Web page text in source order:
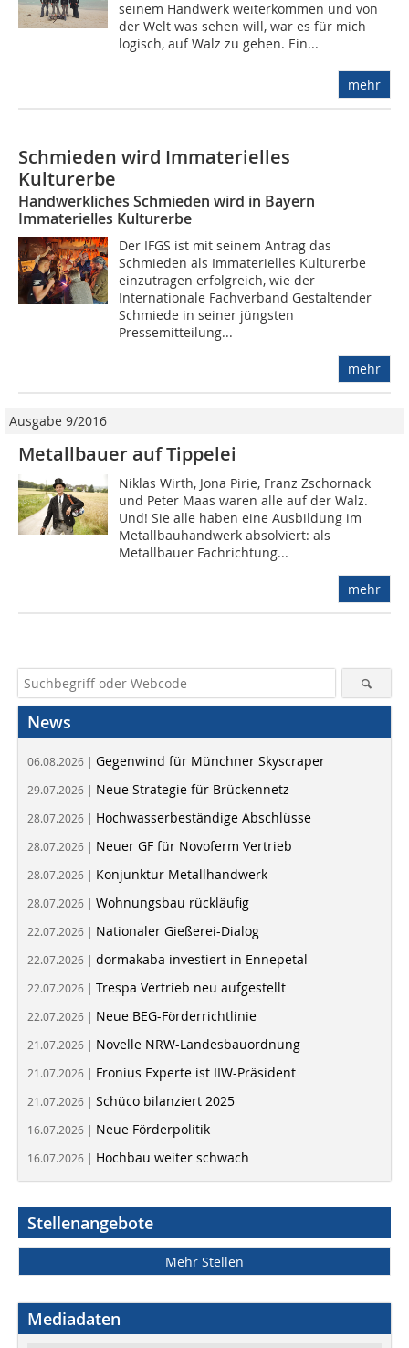
seinem Handwerk weiterkommen und von
der Welt was sehen will, war es für mich
logisch, auf Walz zu gehen. Ein...
mehr
Schmieden wird Immaterielles
Kulturerbe
Handwerkliches Schmieden wird in Bayern
Immaterielles Kulturerbe
Der IFGS ist mit seinem Antrag das
Schmieden als Immaterielles Kulturerbe
einzutragen erfolgreich, wie der
Internationale Fachverband Gestaltender
Schmiede in seiner jüngsten
Pressemitteilung...
mehr
Ausgabe 9/2016
Metallbauer auf Tippelei
Niklas Wirth, Jona Pirie, Franz Zschornack
und Peter Maas waren alle auf der Walz.
Und! Sie alle haben eine Ausbildung im
Metallbauhandwerk absolviert: als
Metallbauer Fachrichtung...
mehr
News
06.08.2026 | Gegenwind für Münchner Skyscraper
29.07.2026 | Neue Strategie für Brückennetz
28.07.2026 | Hochwasserbeständige Abschlüsse
28.07.2026 | Neuer GF für Novoferm Vertrieb
28.07.2026 | Konjunktur Metallhandwerk
28.07.2026 | Wohnungsbau rückläufig
22.07.2026 | Nationaler Gießerei-Dialog
22.07.2026 | dormakaba investiert in Ennepetal
22.07.2026 | Trespa Vertrieb neu aufgestellt
22.07.2026 | Neue BEG-Förderrichtlinie
21.07.2026 | Novelle NRW-Landesbauordnung
21.07.2026 | Fronius Experte ist IIW-Präsident
21.07.2026 | Schüco bilanziert 2025
16.07.2026 | Neue Förderpolitik
16.07.2026 | Hochbau weiter schwach
Stellenangebote
Mehr Stellen
Mediadaten